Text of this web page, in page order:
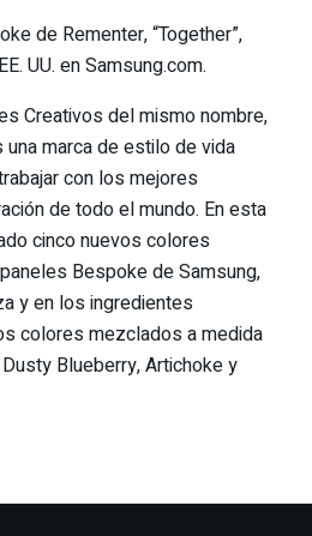
de Rementer, “Together”,
UU. en Samsung.com.
Creativos del mismo nombre,
marca de estilo de vida
con los mejores
de todo el mundo. En esta
cinco nuevos colores
Bespoke de Samsung,
y en los ingredientes
colores mezclados a medida
Blueberry, Artichoke y